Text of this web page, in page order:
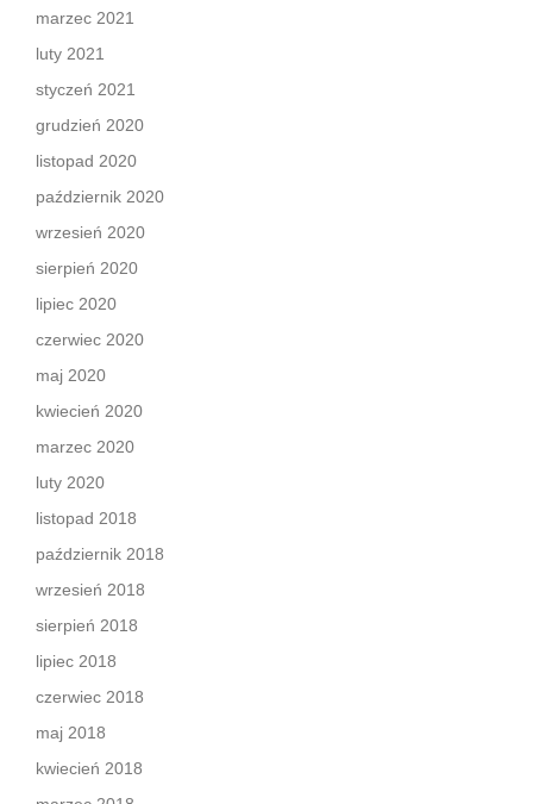
marzec 2021
luty 2021
styczeń 2021
grudzień 2020
listopad 2020
październik 2020
wrzesień 2020
sierpień 2020
lipiec 2020
czerwiec 2020
maj 2020
kwiecień 2020
marzec 2020
luty 2020
listopad 2018
październik 2018
wrzesień 2018
sierpień 2018
lipiec 2018
czerwiec 2018
maj 2018
kwiecień 2018